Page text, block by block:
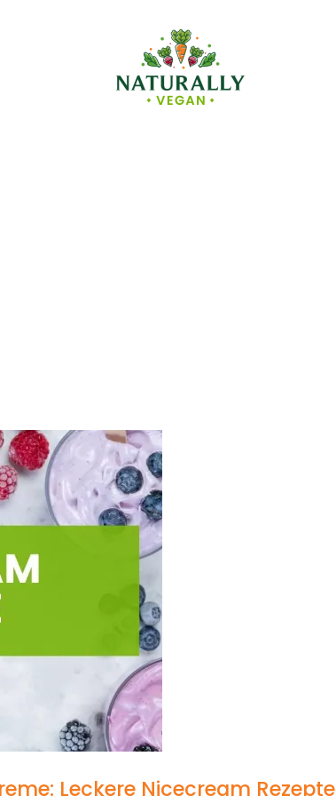
Naturally
Vegan
Leckere Nicecream Rezepte